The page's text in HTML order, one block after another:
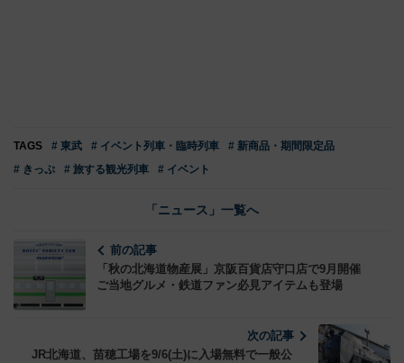
TAGS # 東武 # イベント列車・臨時列車
# 新商品・期間限定品
# きっぷ
# 旅する観光列車 # イベント
「ニュース」一覧へ
前の記事
「秋の北海道物産展」京阪百貨店守口店で9月開催
ご当地グルメ・鉄道ファン必見アイテムも登場
次の記事
JR北海道、苗穂工場を9/6(土)に入場無料で一般公